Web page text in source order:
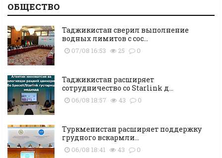
ОБЩЕСТВО
Таджикистан сверил выполнение
водных лимитов с сос...
07/08 16:53 25 0
Таджикистан расширяет
сотрудничество со Starlink д...
06/08 18:57 43 0
Туркменистан расширяет поддержку
грудного вскармли...
06/08 18:41 43 0